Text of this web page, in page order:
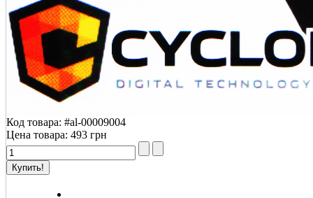
Код товара: #al-00009004
Цена товара: 493 грн
Уважаемый покупатель! Сообщаем Вам о